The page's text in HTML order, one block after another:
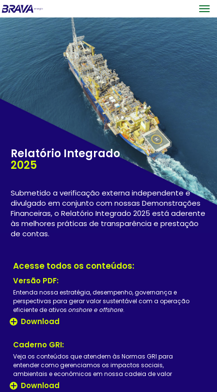
Relatório Integrado
2025
Submetido a verificação externa independente e
divulgado em conjunto com nossas Demonstrações
Financeiras, o Relatório Integrado 2025 está aderente
às melhores práticas de transparência e prestação
de contas.
Acesse todos os conteúdos:
Versão PDF:
Entenda nossa estratégia, desempenho, governança e
perspectivas para gerar valor sustentável com a operação
eficiente de ativos onshore e offshore.
Download
Caderno GRI:
Veja os conteúdos que atendem às Normas GRI para
entender como gerenciamos os impactos sociais,
ambientais e econômicos em nossa cadeia de valor
Download